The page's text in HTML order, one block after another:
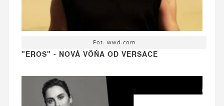
Fot. wwd.com
"EROS" - NOVÁ VÔŇA OD VERSACE